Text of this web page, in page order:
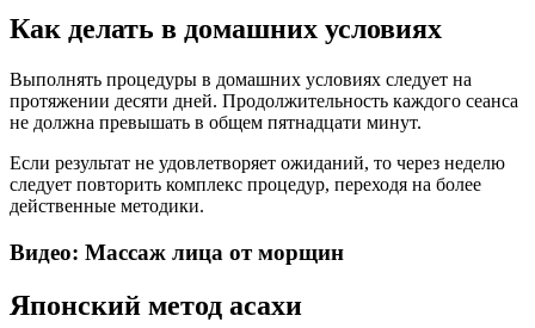
Как делать в домашних условиях
Выполнять процедуры в домашних условиях следует на
протяжении десяти дней. Продолжительность каждого сеанса
не должна превышать в общем пятнадцати минут.
Если результат не удовлетворяет ожиданий, то через неделю
следует повторить комплекс процедур, переходя на более
действенные методики.
Видео: Массаж лица от морщин
Японский метод асахи